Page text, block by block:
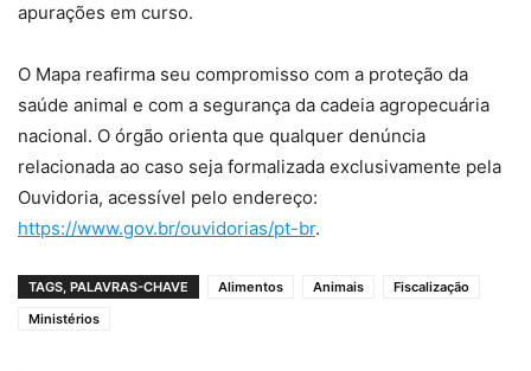
apurações em curso.
O Mapa reafirma seu compromisso com a proteção da
saúde animal e com a segurança da cadeia agropecuária
nacional. O órgão orienta que qualquer denúncia
relacionada ao caso seja formalizada exclusivamente pela
Ouvidoria, acessível pelo endereço:
https://www.gov.br/ouvidorias/pt-br.
TAGS, PALAVRAS-CHAVE Alimentos Animais
Fiscalização
Ministérios